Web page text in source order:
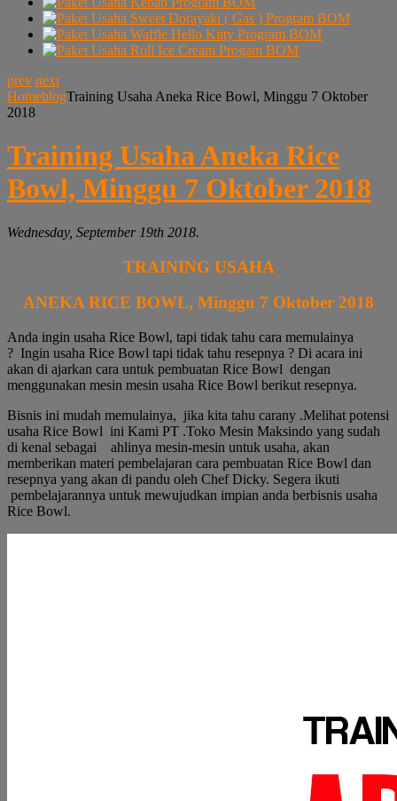
prev next
HomeblogTraining Usaha Aneka Rice Bowl, Minggu 7 Oktober
2018
Training Usaha Aneka Rice
Bowl, Minggu 7 Oktober 2018
Wednesday, September 19th 2018.
TRAINING USAHA
ANEKA RICE BOWL, Minggu 7 Oktober 2018
Anda ingin usaha Rice Bowl, tapi tidak tahu cara memulainya
? Ingin usaha Rice Bowl tapi tidak tahu resepnya ? Di acara ini
akan di ajarkan cara untuk pembuatan Rice Bowl dengan
menggunakan mesin mesin usaha Rice Bowl berikut resepnya.
Bisnis ini mudah memulainya, jika kita tahu carany .Melihat potensi
usaha Rice Bowl ini Kami PT .Toko Mesin Maksindo yang sudah
di kenal sebagai ahlinya mesin-mesin untuk usaha, akan
memberikan materi pembelajaran cara pembuatan Rice Bowl dan
resepnya yang akan di pandu oleh Chef Dicky. Segera ikuti
pembelajarannya untuk mewujudkan impian anda berbisnis usaha
Rice Bowl.